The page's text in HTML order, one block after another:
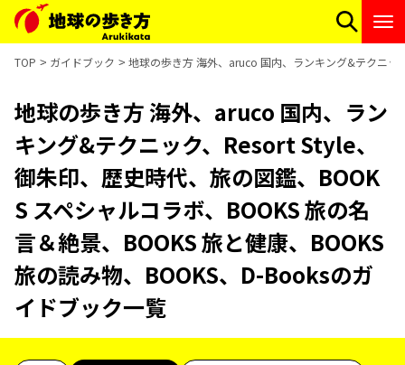
TOP ガイドブック 地球の歩き方 海外、aruco 国内、ランキング&テクニッ
地球の歩き方 海外、aruco 国内、ラン
キング&テクニック、Resort Style、
御朱印、歴史時代、旅の図鑑、BOOK
S スペシャルコラボ、BOOKS 旅の名
言＆絶景、BOOKS 旅と健康、BOOKS
旅の読み物、BOOKS、D-Booksのガ
イドブック一覧